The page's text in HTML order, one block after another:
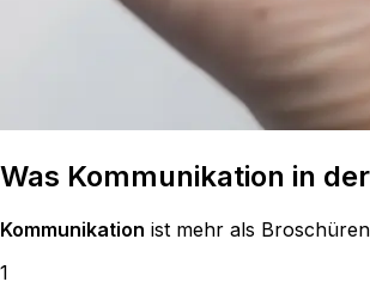
Was Kommunikation in
Kommunikation ist mehr als
1